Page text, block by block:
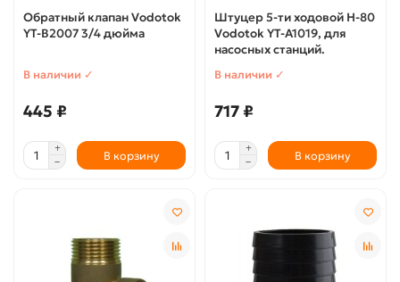
Обратный клапан Vodotok
YT-В2007 3/4 дюйма
В наличии ✓
445 ₽
В корзину
Штуцер 5-ти ходовой H-80
Vodotok YT-А1019, для
насосных станций.
В наличии ✓
717 ₽
В корзину